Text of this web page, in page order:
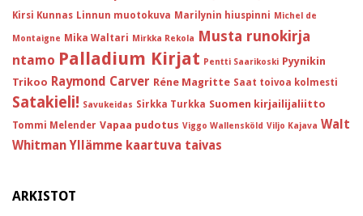
Kirsi Kunnas Linnun muotokuva Marilynin hiuspinni Michel de
Montaigne Mika Waltari Mirkka Rekola Musta runokirja
ntamo Palladium Kirjat Pentti Saarikoski Pyynikin
Trikoo Raymond Carver Réne Magritte Saat toivoa kolmesti
Satakieli! Savukeidas Sirkka Turkka Suomen kirjailijaliitto
Tommi Melender Vapaa pudotus Viggo Wallensköld Viljo Kajava Walt
Whitman Yllämme kaartuva taivas
ARKISTOT